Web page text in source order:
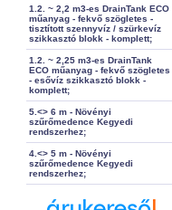
1.2. ~ 2,2 m3-es DrainTank ECO
műanyag - fekvő szögletes -
tisztított szennyvíz / szürkevíz
szikkasztó blokk - komplett;
1.2. ~ 2,25 m3-es DrainTank
ECO műanyag - fekvő szögletes
- esővíz szikkasztó blokk -
komplett;
5.<> 6 m - Növényi
szűrőmedence Kegyedi
rendszerhez;
4.<> 5 m - Növényi
szűrőmedence Kegyedi
rendszerhez;